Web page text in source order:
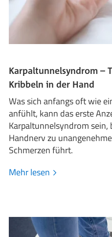
Karpaltunnelsyndrom –
Kribbeln in der Hand
Was sich anfangs oft wie
anfühlt, kann das erste
Karpaltunnelsyndrom sein,
Handnerv zu
Schmerzen führt.
Mehr lesen